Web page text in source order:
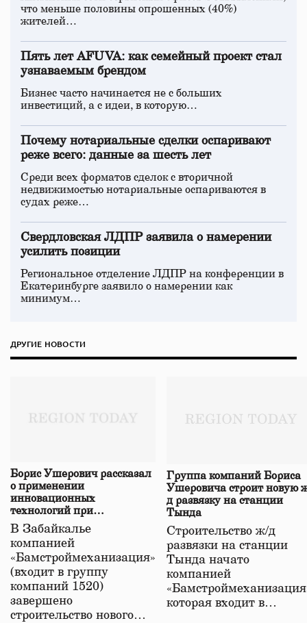
что меньше половины опрошенных (40%)
жителей…
Пять лет AFUVA: как семейный проект стал
узнаваемым брендом
Бизнес часто начинается не с больших
инвестиций, а с идеи, в которую…
Почему нотариальные сделки оспаривают
реже всего: данные за шесть лет
Среди всех форматов сделок с вторичной
недвижимостью нотариальные оспариваются в
судах реже…
Свердловская ЛДПР заявила о намерении
усилить позиции
Региональное отделение ЛДПР на конференции в
Екатеринбурге заявило о намерении как
минимум…
ДРУГИЕ НОВОСТИ
Борис Ушерович рассказал
о применении
инновационных
технологий при
строительстве нового моста
в Забайкалье
В Забайкалье
компанией
«Бамстроймеханизация»
(входит в группу
компаний 1520)
завершено
строительство нового…
Группа компаний Бориса
Ушеровича строит новую
д развязку на станции
Тында
Строительство ж/д
развязки на станции
Тында начато
компанией
которая входит в…